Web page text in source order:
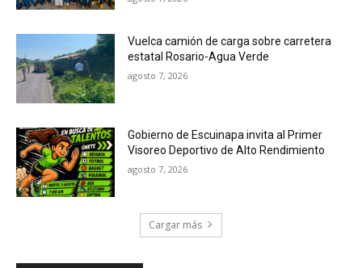
Vuelca camión de carga sobre carretera
estatal Rosario-Agua Verde
agosto 7, 2026
Gobierno de Escuinapa invita al Primer
Visoreo Deportivo de Alto Rendimiento
agosto 7, 2026
Cargar más